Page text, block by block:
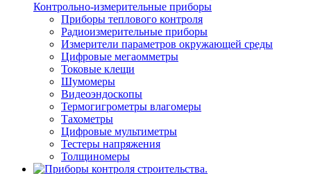
Контрольно-измерительные приборы
Приборы теплового контроля
Радиоизмерительные приборы
Измерители параметров окружающей среды
Цифровые мегаомметры
Токовые клещи
Шумомеры
Видеоэндоскопы
Термогигрометры влагомеры
Тахометры
Цифровые мультиметры
Тестеры напряжения
Толщиномеры